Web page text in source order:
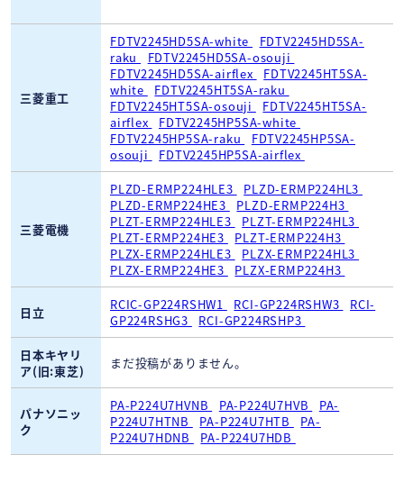
三菱重工
FDTV2245HD5SA-white
FDTV2245HD5SA-
raku
FDTV2245HD5SA-osouji
FDTV2245HD5SA-airflex
FDTV2245HT5SA-
white
FDTV2245HT5SA-raku
FDTV2245HT5SA-osouji
FDTV2245HT5SA-
airflex
FDTV2245HP5SA-white
FDTV2245HP5SA-raku
FDTV2245HP5SA-
osouji
FDTV2245HP5SA-airflex
三菱電機
PLZD-ERMP224HLE3
PLZD-ERMP224HL3
PLZD-ERMP224HE3
PLZD-ERMP224H3
PLZT-ERMP224HLE3
PLZT-ERMP224HL3
PLZT-ERMP224HE3
PLZT-ERMP224H3
PLZX-ERMP224HLE3
PLZX-ERMP224HL3
PLZX-ERMP224HE3
PLZX-ERMP224H3
日立 RCIC-GP224RSHW1 RCI-GP224RSHW3
RCI-
GP224RSHG3
RCI-GP224RSHP3
日本キヤリ
ア(旧:東芝)
まだ投稿がありません。
パナソニッ
ク
PA-P224U7HVNB PA-P224U7HVB
PA-
P224U7HTNB
PA-P224U7HTB
PA-
P224U7HDNB
PA-P224U7HDB